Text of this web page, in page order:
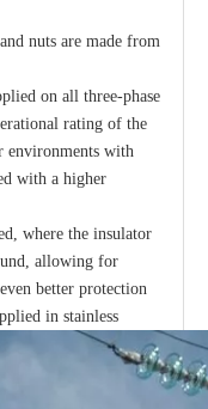
nuts are made from
on all three-phase
rating of the
environments with
with a higher
where the insulator
allowing for
better protection
in stainless